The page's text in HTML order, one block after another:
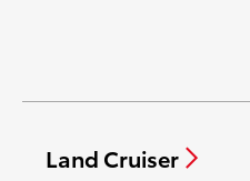
Land Cruiser